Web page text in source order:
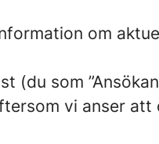
om
(du som
vi anser